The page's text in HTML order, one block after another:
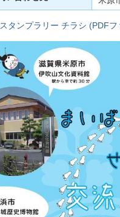
タンプラリー チラシ (PDF